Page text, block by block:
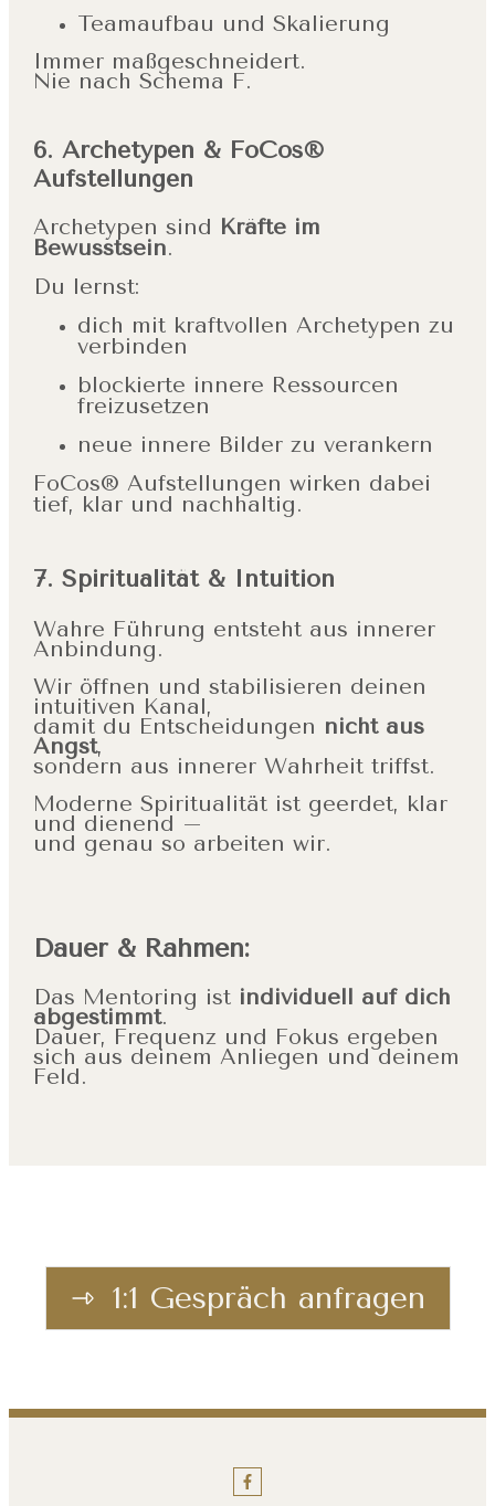
Teamaufbau und Skalierung
Immer maßgeschneidert.
Nie nach Schema F.
6. Archetypen & FoCos®
Aufstellungen
Archetypen sind Kräfte im
Bewusstsein.
Du lernst:
dich mit kraftvollen Archetypen zu
verbinden
blockierte innere Ressourcen
freizusetzen
neue innere Bilder zu verankern
FoCos® Aufstellungen wirken dabei
tief, klar und nachhaltig.
7. Spiritualität & Intuition
Wahre Führung entsteht aus innerer
Anbindung.
Wir öffnen und stabilisieren deinen
intuitiven Kanal,
damit du Entscheidungen nicht aus
Angst,
sondern aus innerer Wahrheit triffst.
Moderne Spiritualität ist geerdet, klar
und dienend –
und genau so arbeiten wir.
Dauer & Rahmen:
Das Mentoring ist individuell auf dich
abgestimmt.
Dauer, Frequenz und Fokus ergeben
sich aus deinem Anliegen und deinem
Feld.
1:1 Gespräch anfragen